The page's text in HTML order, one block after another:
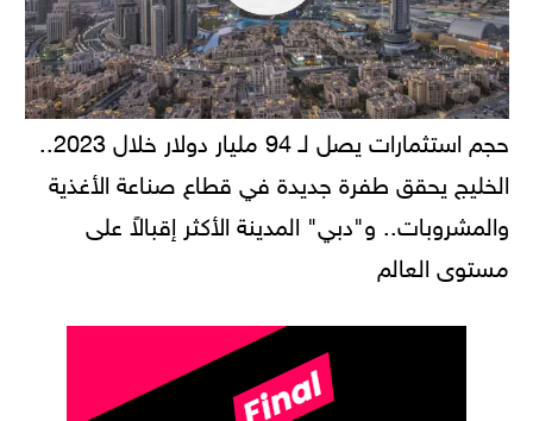
الخليج يحقق طفرة جديدة في قطاع صناعة الأغذية
والمشروبات.. و"دبي" المدينة الأكثر إقبالاً على
مستوى العالم